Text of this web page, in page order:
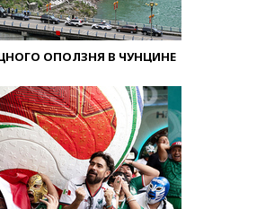
ОПОЛЗНЯ В ЧУНЦИНЕ